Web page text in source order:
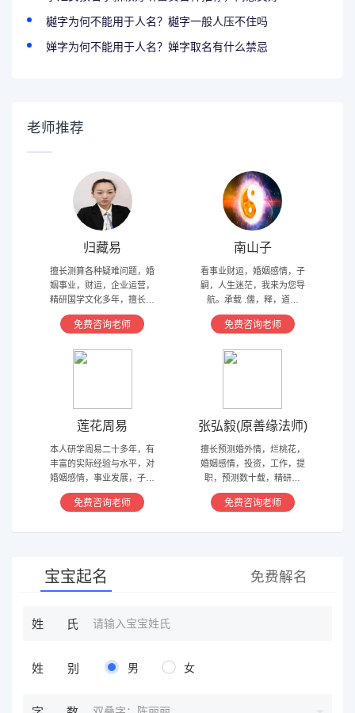
樾字为何不能用于人名？樾字一般人压不住吗
婵字为何不能用于人名？婵字取名有什么禁忌
老师推荐
归藏易
擅长测算各种疑难问题，婚
姻事业，财运，企业运营，
精研国学文化多年，擅长归
藏易，盲派占卜，太乙，河
洛卦，紫薇，奇门遁甲等多
免费咨询老师
南山子
看事业财运，婚姻感情，子
嗣，人生迷茫，我来为您导
航。承载 .儒，释，道文
化，研究易经多年，精通八
字，六爻，奇门遁甲。
免费咨询老师
莲花周易
本人研学周易二十多年，有
丰富的实际经验与水平，对
婚姻感情，事业发展，子嗣
香火等方面指引慈航 ，现
在预测指导擅长紫微星斗，
导方案，欢迎有缘人。
免费咨询老师
张弘毅(原善缘法师)
擅长预测婚外情，烂桃花，
婚姻感情，投资，工作，提
职，预测数十载，精研国
学，擅长铁板、太乙，一掌
经，八宫连山易，盲派八字
免费咨询老师
宝宝起名 免费解名
姓氏
姓别 男 女